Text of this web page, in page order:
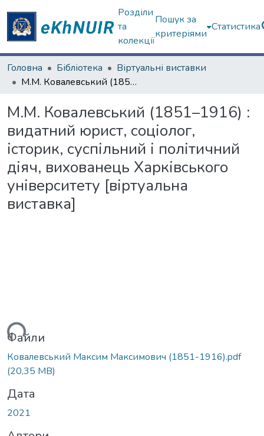
Розділи
та
колекції
Пошук за
критеріями
Статистика
Головна Бібліотека
Віртуальні виставки
М.М. Ковалевський (1851–1916) : видатний юрист, соціолог, історик, суспільний і політичний діяч, вихованець Харківського університету [віртуальна виставка]
М.М. Ковалевський (1851–1916) :
видатний юрист, соціолог,
історик, суспільний і політичний
діяч, вихованець Харківського
університету [віртуальна
виставка]
Файли
Ковалевський Максим Максимович (1851-1916).pdf
(20,35 MB)
Дата
2021